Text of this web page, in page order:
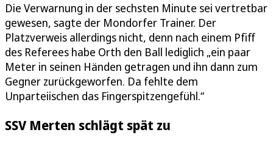
Die Verwarnung in der sechsten Minute sei vertretbar
gewesen, sagte der Mondorfer Trainer. Der
Platzverweis allerdings nicht, denn nach einem Pfiff
des Referees habe Orth den Ball lediglich „ein paar
Meter in seinen Händen getragen und ihn dann zum
Gegner zurückgeworfen. Da fehlte dem
Unparteiischen das Fingerspitzengefühl.“
SSV Merten schlägt spät zu